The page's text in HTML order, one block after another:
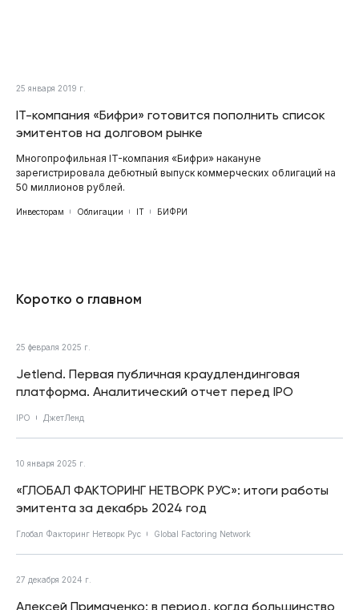
25 января 2019 г.
IT-компания «Бифри» готовится пополнить список
эмитентов на долговом рынке
Многопрофильная IT-компания «Бифри» накануне
зарегистрировала дебютный выпуск коммерческих облигаций на
50 миллионов рублей.
Инвесторам Облигации IT БИФРИ
Коротко о главном
25 февраля 2025 г.
Jetlend. Первая публичная краудлендинговая
платформа. Аналитический отчет перед IPO
IPO ДжетЛенд
10 января 2025 г.
«ГЛОБАЛ ФАКТОРИНГ НЕТВОРК РУС»: итоги работы
эмитента за декабрь 2024 год
Глобал Факторинг Нетворк Рус Global Factoring Network
27 декабря 2024 г.
Алексей Примаченко: в период, когда большинство